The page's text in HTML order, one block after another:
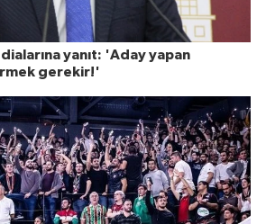
yanıt: 'Aday yapan
gerekir!'